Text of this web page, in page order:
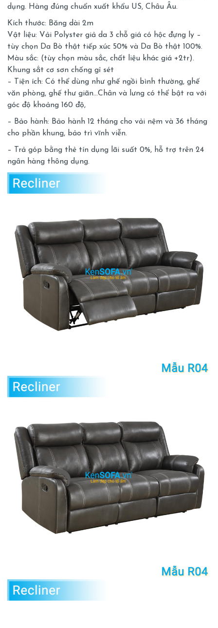
dụng. Hàng đúng chuẩn xuất khẩu US, Châu Âu.
Kích thước: Băng dài 2m
Vật liệu: Vải Polyster giả da 3 chỗ giá có hộc đựng ly –
tùy chọn Da Bò thật tiếp xúc 50% và Da Bò thật 100%.
Màu sắc: (tùy chọn màu sắc, chất liệu khác giá +2tr).
Khung sắt cơ sơn chống gỉ sét
– Tiện ích: Có thể dùng như ghế ngồi bình thường, ghế
văn phòng, ghế thư giãn…Chân và lưng có thể bật ra với
góc độ khoảng 160 độ,
– Bảo hành: Bảo hành 12 tháng cho vải nệm và 36 tháng
cho phần khung, bảo trì vĩnh viễn.
– Trả góp bằng thẻ tín dụng lãi suất 0%, hỗ trợ trên 24
ngân hàng thông dụng.